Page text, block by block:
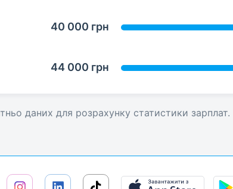
40 000 грн
44 000 грн
даних для розрахунку статистики зарплат.